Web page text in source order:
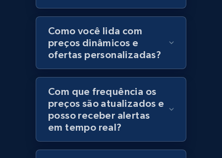
Best Buy products
URL, Product id, Title, Images, Final price,
Currency, Discount, Initial price, and more.
1.1K+ 149+ Comece agora
Best Buy products - Collect data on
products using specified keywords
Como você lida com
preços dinâmicos e
ofertas personalizadas?
Com que frequência os
preços são atualizados e
posso receber alertas
em tempo real?